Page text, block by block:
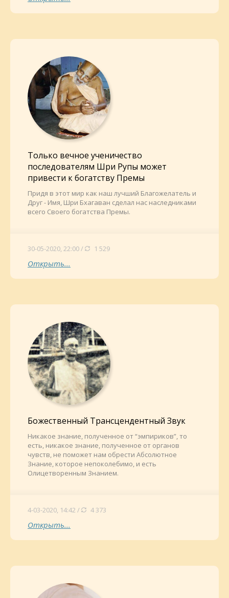
Только вечное ученичество
последователям Шри Рупы может
привести к богатству Премы
Придя в этот мир как наш лучший Благожелатель и
Друг - Имя, Шри Бхагаван сделал нас наследниками
всего Своего богатства Премы.
30-05-2020, 22:00 / 1 529
Открыть...
Божественный Трансцендентный Звук
Никакое знание, полученное от “эмпириков”, то
есть, никакое знание, полученное от органов
чувств, не поможет нам обрести Абсолютное
Знание, которое непоколебимо, и есть
Олицетворенным Знанием.
4-03-2020, 14:42 / 4 373
Открыть...